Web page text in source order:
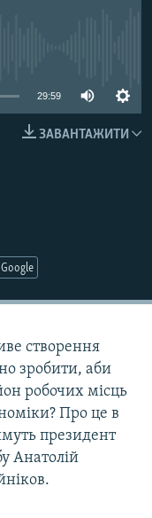
29:59
ЗАВАНТАЖИТИ
створення
зробити, аби
робочих місць
Про це в
президент
Анатолій